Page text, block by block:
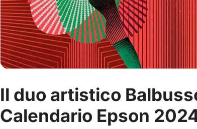
Il duo artistico
Calendario Epson